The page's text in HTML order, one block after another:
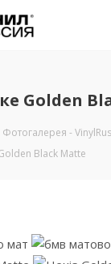
Golden
Фотогалерея -
Black Matte